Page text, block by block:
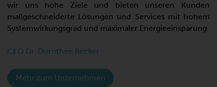
wir uns hohe Ziele und bieten unseren Kunden
maßgeschneiderte Lösungen und Services mit hohem
Systemwirkungsgrad und maximaler Energieeinsparung.
CEO Dr. Dorothee Becker
Mehr zum Unternehmen